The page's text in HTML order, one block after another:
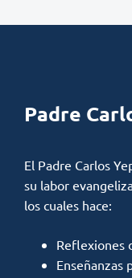
Padre
El Padre Carlos
su labor
los cuales hace:
Reflexiones
Enseñanzas